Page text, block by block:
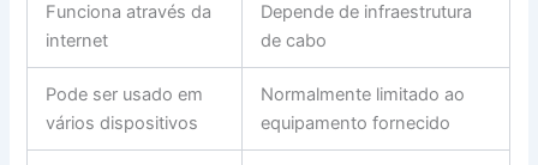
Funciona através da
internet
Depende de infraestrutura
de cabo
Pode ser usado em
vários dispositivos
Normalmente limitado ao
equipamento fornecido